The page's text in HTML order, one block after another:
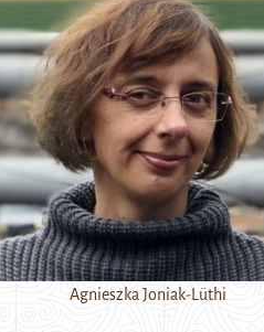
Agnieszka Joniak-Lüthi